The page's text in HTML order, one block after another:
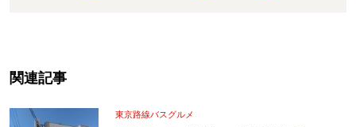
関連記事
東京路線バスグルメ